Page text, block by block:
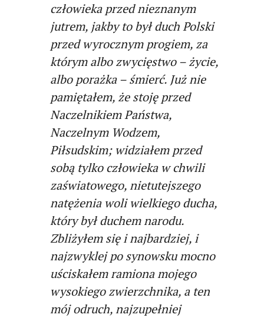
człowieka przed nieznanym
jutrem, jakby to był duch Polski
przed wyrocznym progiem, za
którym albo zwycięstwo – życie,
albo porażka – śmierć. Już nie
pamiętałem, że stoję przed
Naczelnikiem Państwa,
Naczelnym Wodzem,
Piłsudskim; widziałem przed
sobą tylko człowieka w chwili
zaświatowego, nietutejszego
natężenia woli wielkiego ducha,
który był duchem narodu.
Zbliżyłem się i najbardziej, i
najzwyklej po synowsku mocno
uściskałem ramiona mojego
wysokiego zwierzchnika, a ten
mój odruch, najzupełniej